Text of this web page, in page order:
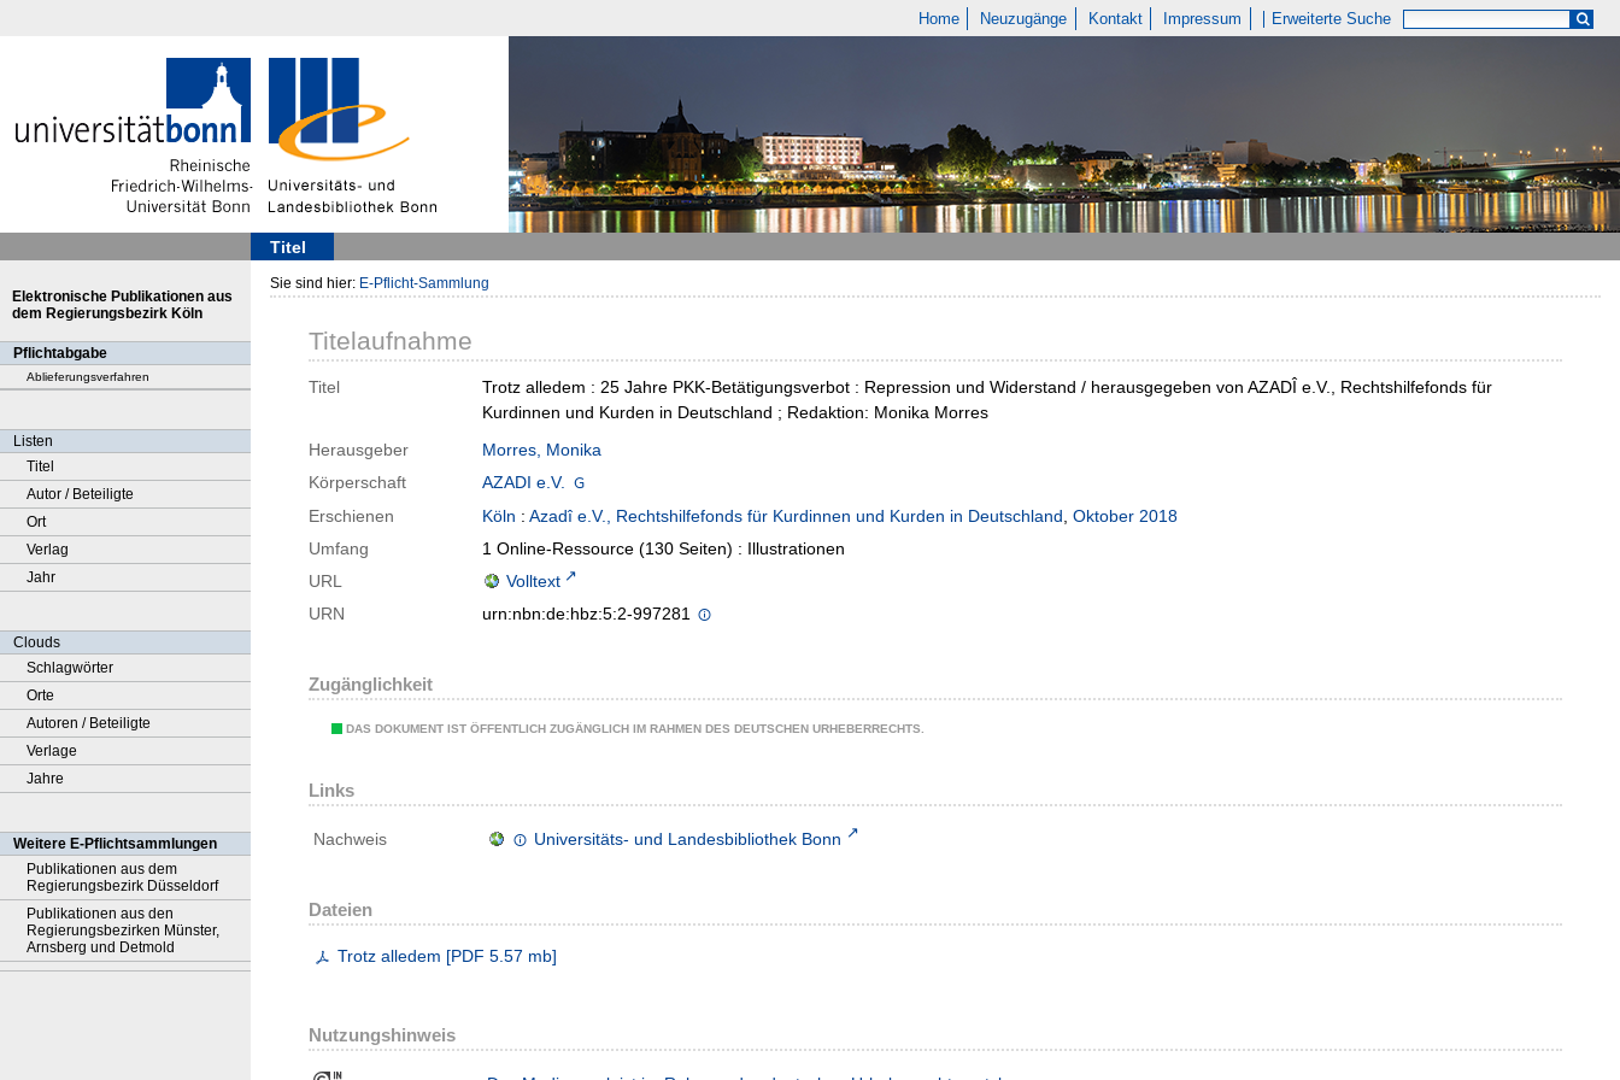
Home Neuzugänge Kontakt Impressum Erweiterte Suche
Titel
Elektronische Publikationen aus
dem Regierungsbezirk Köln
Pflichtabgabe
Ablieferungsverfahren
Listen
Titel
Autor / Beteiligte
Ort
Verlag
Jahr
Clouds
Schlagwörter
Orte
Autoren / Beteiligte
Verlage
Jahre
Weitere E-Pflichtsammlungen
Publikationen aus dem
Regierungsbezirk Düsseldorf
Publikationen aus den
Regierungsbezirken Münster,
Arnsberg und Detmold
Sie sind hier: E-Pflicht-Sammlung
Titelaufnahme
Titel
Trotz alledem : 25 Jahre PKK-Betätigungsverbot : Repression und Widerstand / herausgegeben von AZADÎ e.V., Rechtshilfefonds für
Kurdinnen und Kurden in Deutschland ; Redaktion: Monika Morres
Herausgeber
Morres, Monika
Körperschaft
AZADI e.V.
Erschienen
Köln : Azadî e.V., Rechtshilfefonds für Kurdinnen und Kurden in Deutschland, Oktober 2018
Umfang
1 Online-Ressource (130 Seiten) : Illustrationen
URL
Volltext
URN
urn:nbn:de:hbz:5:2-997281
Zugänglichkeit
DAS DOKUMENT IST ÖFFENTLICH ZUGÄNGLICH IM RAHMEN DES DEUTSCHEN URHEBERRECHTS.
Links
Nachweis Universitäts- und Landesbibliothek Bonn
Dateien
Trotz alledem [PDF 5.57 mb]
Nutzungshinweis